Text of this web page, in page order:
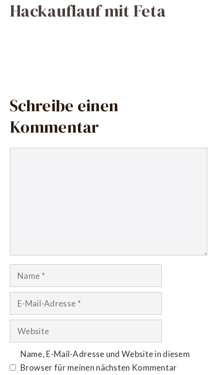
Hackauflauf mit Feta
Schreibe einen
Kommentar
Name
Website
Name, E-Mail-Adresse und Website in diesem
Browser für meinen nächsten Kommentar